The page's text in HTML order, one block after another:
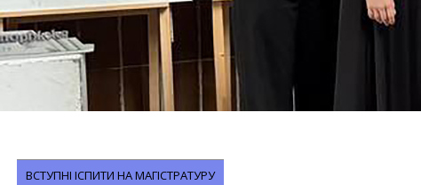
ВСТУПНІ ІСПИТИ НА МАГІСТРАТУРУ